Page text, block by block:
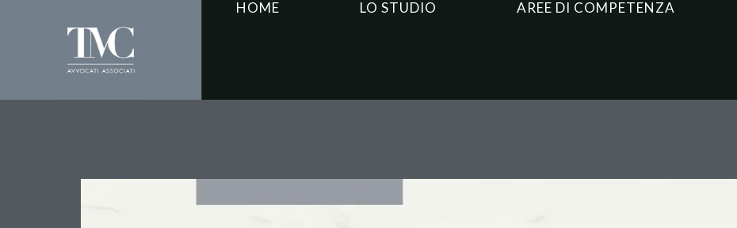
HOME LO STUDIO AREE DI COMPETENZA